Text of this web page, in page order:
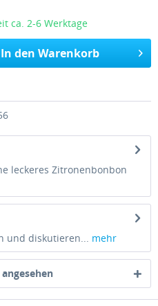
ca. 2-6 Werktage
In den Warenkorb
leckeres Zitronenbonbon
und diskutieren... mehr